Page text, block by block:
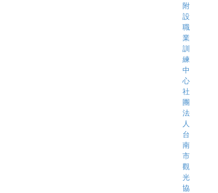
附
設
職
業
訓
練
中
心
社
團
法
人
台
南
市
觀
光
協